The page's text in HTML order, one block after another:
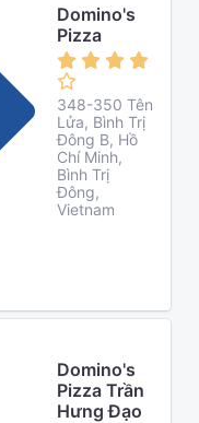
Domino's
Pizza
348-350 Tên
Lửa, Bình Trị
Đông B, Hồ
Chí Minh,
Bình Trị
Đông,
Vietnam
Domino's
Pizza Trần
Hưng Đạo